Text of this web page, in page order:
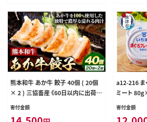
熊本和牛 あか牛 餃子 40個 ( 20個
× 2 ) 三協畜産 《60日以内に出荷予
定(土日祝除く)》 熊本県 山江村 ぎょ
うざ ギョーザ 牛肉 牛 送料無料---sy
寄付金額
a12-216 ま
ミート
寄付金額